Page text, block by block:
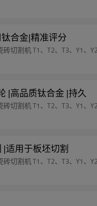
合金|精准评分
切割机 T1、T2、T3、Y1、
|高品质钛合金 |持久
切割机 T1、T2、T3、Y1、
适用于板坯切割
切割机 T1、T2、T3、Y1、